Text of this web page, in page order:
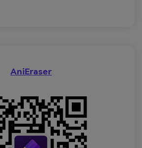
AniEraser